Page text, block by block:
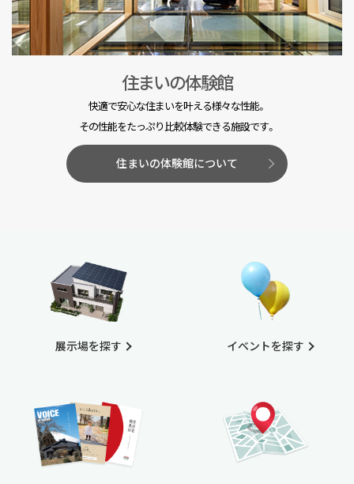
住まいの体験館
快適で安心な住まいを叶える様々な性能。
その性能をたっぷり比較体験できる施設です。
住まいの体験館について
展示場を探す イベントを探す